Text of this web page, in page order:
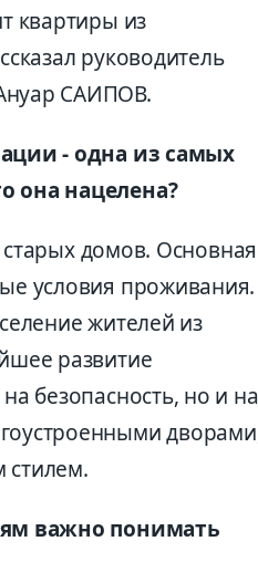
квартиры из
руководитель
САИПОВ.
- одна из самых
она нацелена?
старых домов. Основная
условия проживания.
жителей из
развитие
безопасность, но и на
стилем.
важно понимать